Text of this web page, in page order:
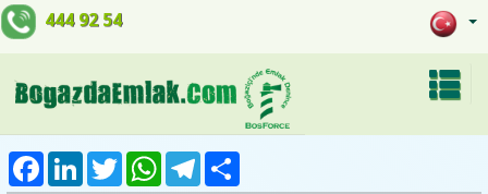
444 92 54
FacebookLinkedInTwitter WhatsAppTelegram